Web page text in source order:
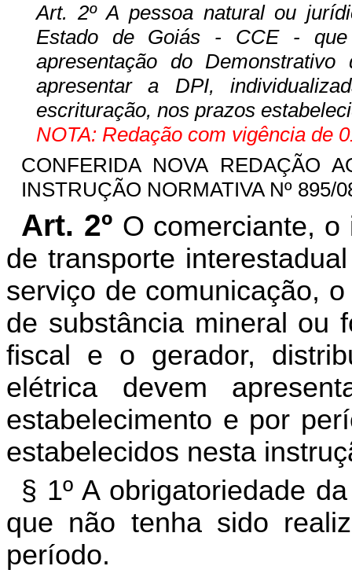
Art. 2º A pessoa natural ou
Estado de Goiás - CCE - que
apresentação do
apresentar a DPI,
escrituração, nos prazos
NOTA: Redação com vigência de
CONFERIDA NOVA REDAÇÃO
INSTRUÇÃO NORMATIVA Nº 895/
Art. 2º O comerciante,
de transporte
serviço de comunicação,
de substância mineral ou
fiscal e o gerador,
elétrica devem
estabelecimento e por
estabelecidos nesta
§ 1º A obrigatoriedade
que não tenha sido
período.